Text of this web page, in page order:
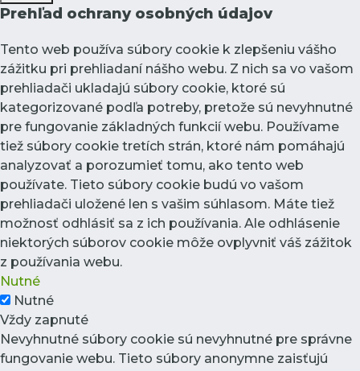
Prehľad ochrany osobných údajov
Tento web používa súbory cookie k zlepšeniu vášho
zážitku pri prehliadaní nášho webu. Z nich sa vo vašom
prehliadači ukladajú súbory cookie, ktoré sú
kategorizované podľa potreby, pretože sú nevyhnutné
pre fungovanie základných funkcií webu. Používame
tiež súbory cookie tretích strán, ktoré nám pomáhajú
analyzovať a porozumieť tomu, ako tento web
používate. Tieto súbory cookie budú vo vašom
prehliadači uložené len s vašim súhlasom. Máte tiež
možnosť odhlásiť sa z ich používania. Ale odhlásenie
niektorých súborov cookie môže ovplyvniť váš zážitok
z používania webu.
Nutné
Nutné
Vždy zapnuté
Nevyhnutné súbory cookie sú nevyhnutné pre správne
fungovanie webu. Tieto súbory anonymne zaisťujú